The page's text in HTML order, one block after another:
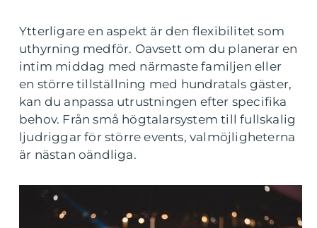
Ytterligare en aspekt är den flexibilitet som
uthyrning medför. Oavsett om du planerar en
intim middag med närmaste familjen eller
en större tillställning med hundratals gäster,
kan du anpassa utrustningen efter specifika
behov. Från små högtalarsystem till fullskalig
ljudriggar för större events, valmöjligheterna
är nästan oändliga.